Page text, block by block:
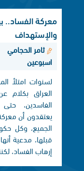
معركة الفساد..
والإستهداف
ثامر الحجامي
اسبوعين
لسنوات امتلأ
العراق بكلام
الفاسدين،
يعتقدون أن
الجميع، وكل
قبلها، مدعية
إرهاب الفساد،